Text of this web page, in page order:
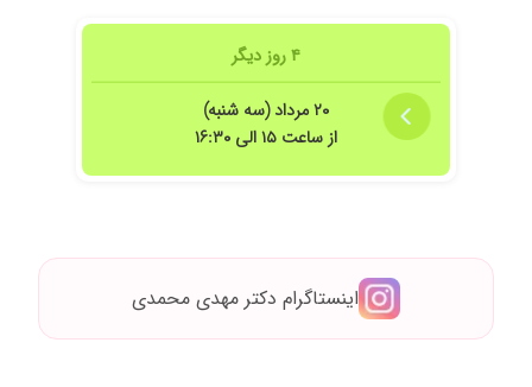
۴ روز دیگر
۲۰ مرداد (سه شنبه)
از ساعت ۱۵ الی ۱۶:۳۰
اینستاگرام دکتر مهدی محمدی